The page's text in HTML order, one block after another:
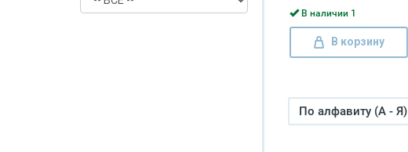
В наличии 1
В корзину
По алфавиту (А - Я)